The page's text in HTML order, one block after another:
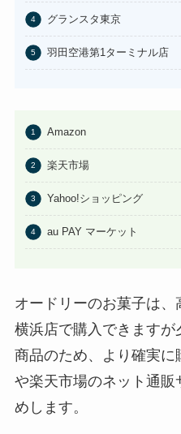
あわせて読みたい
る？コ
通販が
グランスタ東京
羽田空港第1ターミナル店
Amazon
楽天市場
Yahoo!ショッピング
au PAY マーケット
オードリーのお菓子は
横浜店で購入できます
商品のため、より確実
や楽天市場のネット通
めします。